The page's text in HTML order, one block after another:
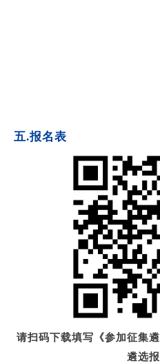
五.报名表
请扫码下载填写《参加征集
遴选